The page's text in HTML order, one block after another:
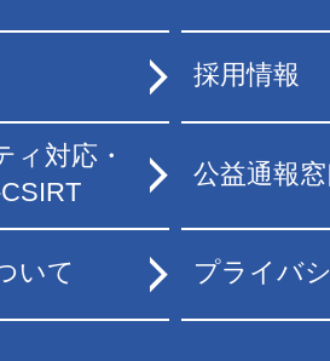
採用情報
ィ対応・
公益通報
いて プライバ